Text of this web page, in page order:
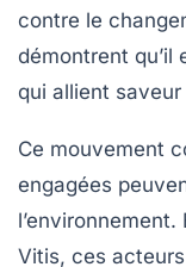
contre le
démontrent qu’il
qui allient saveur
Ce mouvement
engagées
Vitis, ces